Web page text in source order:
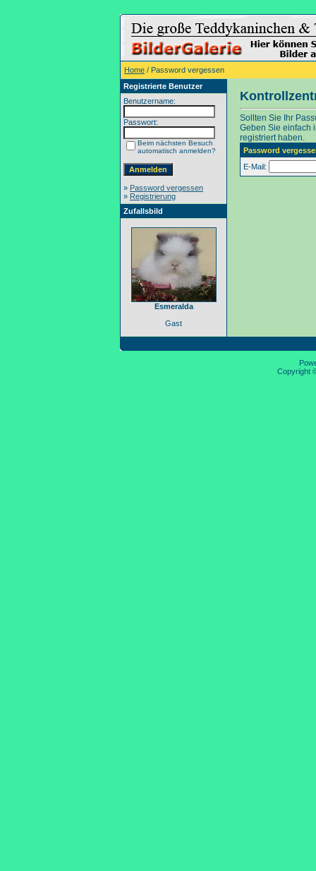
Home / Password vergessen
Registrierte Benutzer
Benutzername:
Passwort:
Beim nächsten Besuch
automatisch anmelden?
» Password vergessen
» Registrierung
Zufallsbild
Esmeralda
Gast
Sollten Sie Ihr
Geben Sie einfach
registriert haben.
Password
E-Mail:
Copyright